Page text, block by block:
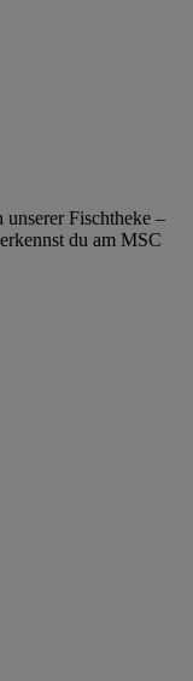
Fischtheke –
du am MSC